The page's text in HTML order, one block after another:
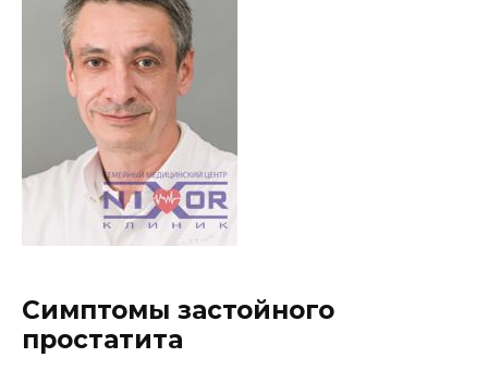
Симптомы застойного
простатита